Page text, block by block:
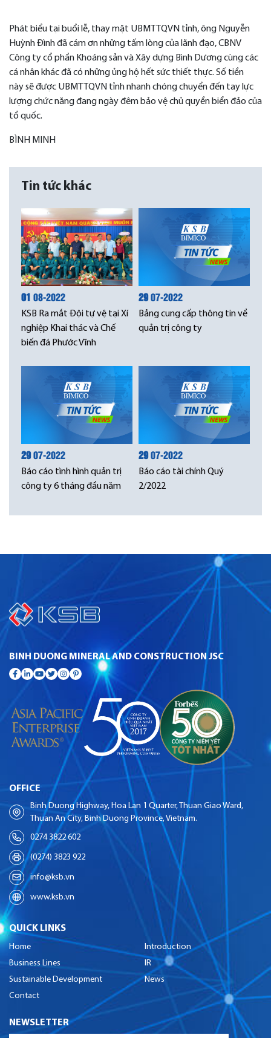
Phát biểu tại buổi lễ, thay mặt UBMTTQVN tỉnh, ông Nguyễn
Huỳnh Đình đã cám ơn những tấm lòng của lãnh đạo, CBNV
Công ty cổ phần Khoáng sản và Xây dựng Bình Dương cùng các
cá nhân khác đã có những ủng hộ hết sức thiết thực. Số tiền
này sẽ được UBMTTQVN tỉnh nhanh chóng chuyển đến tay lực
lượng chức năng đang ngày đêm bảo vệ chủ quyền biển đảo của
tổ quốc.
BÌNH MINH
Tin tức khác
01 08-2022
KSB Ra mắt Đội tự vệ tại Xí
nghiệp Khai thác và Chế
biến đá Phước Vĩnh
2907-2022
Bảng cung cấp thông tin về
quản trị công ty
2907-2022
Báo cáo tình hình quản trị
công ty 6 tháng đầu năm
2907-2022
Báo cáo tài chính Quý
2/2022
BINH DUONG MINERAL AND CONSTRUCTION JSC
OFFICE
Binh Duong Highway, Hoa Lan 1 Quarter, Thuan Giao Ward,
Thuan An City, Binh Duong Province, Vietnam.
0274 3822 602
(0274) 3823 922
info@ksb.vn
www.ksb.vn
QUICK LINKS
Home
Introduction
Business Lines
IR
Sustainable Development
News
Contact
NEWSLETTER